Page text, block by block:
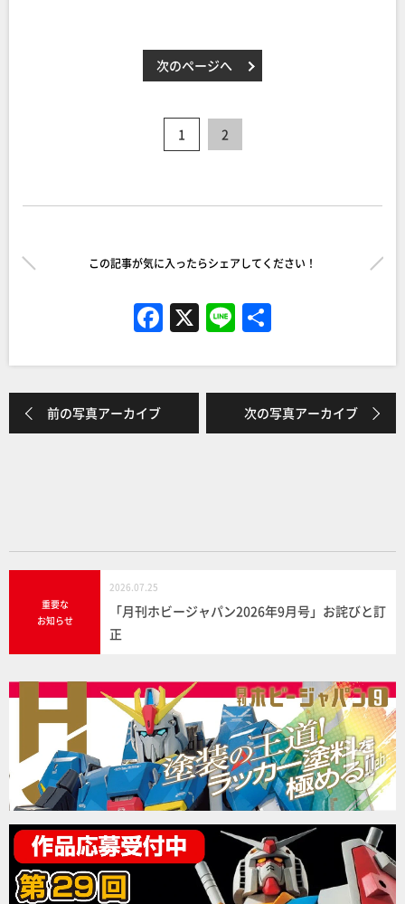
次のページへ
1 2
この記事が気に入ったらシェアしてください！
F
a
c
e
b
X Li
n
e
前の写真アーカイブ 次の写真アーカイブ
重要な
お知らせ
2026.07.25
「月刊ホビージャパン2026年9月号」お詫びと訂
正